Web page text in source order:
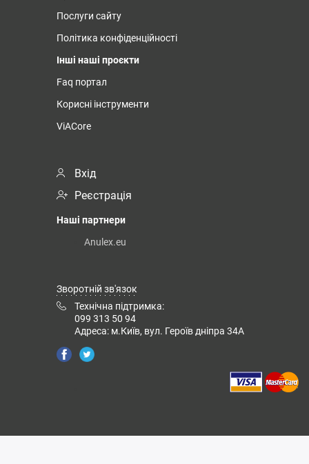
Послуги сайту
Політика конфіденційності
Інші наші проєкти
Faq портал
Корисні інструменти
ViACore
Вхід
Реєстрація
Наші партнери
Anulex.eu
Зворотній зв'язок
Технічна підтримка:
099 313 50 94
Адреса: м.Київ, вул. Героїв дніпра 34А